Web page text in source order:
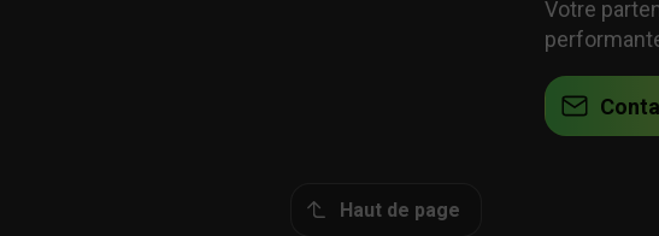
Votre
Haut de page